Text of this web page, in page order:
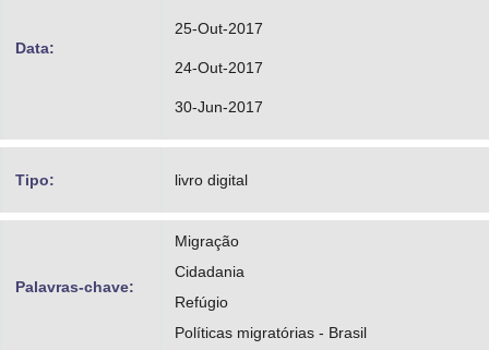
Data:
25-Out-2017
24-Out-2017
30-Jun-2017
Tipo: livro digital
Palavras-chave:
Migração
Cidadania
Refúgio
Políticas migratórias - Brasil